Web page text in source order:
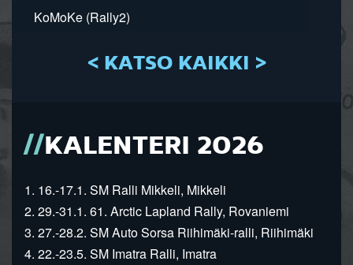
KoMoKe (Rally2)
< KATSO KAIKKI >
KALENTERI 2026
1. 16.-17.1. SM Ralli Mikkeli, Mikkeli
2. 29.-31.1. 61. Arctic Lapland Rally, Rovaniemi
3. 27.-28.2. SM Auto Sorsa Riihimäki-ralli, Riihimäki
4. 22.-23.5. SM Imatra Ralli, Imatra